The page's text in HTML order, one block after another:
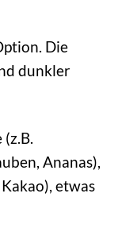
Die
dunkler
Ananas),
etwas